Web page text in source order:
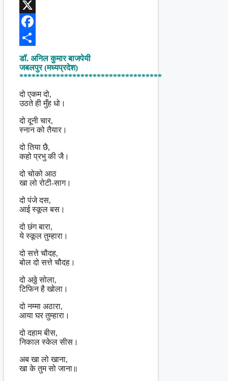
WhatsApp
X
Facebook
Share
डॉ. अनिल कुमार बाजपेयी
जबलपुर (मध्यप्रदेश)
***********************************
दो एकम दो,
उठते ही मुँह धो।
दो दूनी चार,
स्नान को तैयार।
दो तिया छै,
कहो प्रभु की जै।
दो चोको आठ
खा लो रोटी-साग।
दो पंजे दस,
आई स्कूल बस।
दो छंग बारा,
ये स्कूल तुम्हारा।
दो सत्ते चौदह,
बोल दो सत्ते चौदह।
दो अठ्ठे सोला,
टिफिन है खोला।
दो नम्मा अठारा,
आया घर तुम्हारा।
दो दहाम बीस,
निकाल स्केल सीस।
अब खा लो खाना,
खा के तुम सो जाना॥